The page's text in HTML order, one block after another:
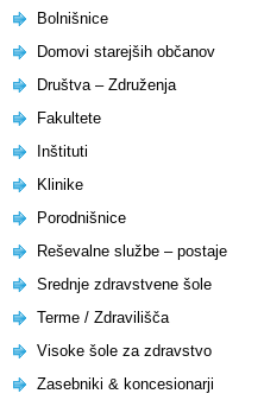
Bolnišnice
Domovi starejših občanov
Društva – Združenja
Fakultete
Inštituti
Klinike
Porodnišnice
Reševalne službe – postaje
Srednje zdravstvene šole
Terme / Zdravilišča
Visoke šole za zdravstvo
Zasebniki & koncesionarji